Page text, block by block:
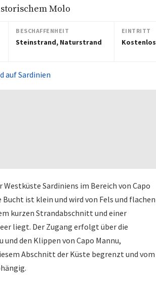
Molo
BESCHAFFENHEIT
Steinstrand, Naturstrand
EINTRITT
Kostenlos
Westküste Sardiniens im Bereich von Capo
Bucht ist klein und wird von Fels und flachen
kurzen Strandabschnitt und einer
liegt. Der Zugang erfolgt über die
und den Klippen von Capo Mannu,
Abschnitt der Küste begrenzt und vom